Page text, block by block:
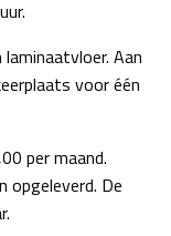
Aan
voor één
per maand.
opgeleverd. De